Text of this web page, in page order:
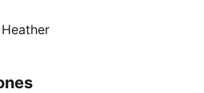
Cat bordado y una
regulables internos para
para descansar en